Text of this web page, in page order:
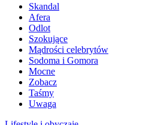
Skandal
Afera
Odlot
Szokujące
Mądrości celebrytów
Sodoma i Gomora
Mocne
Zobacz
Taśmy
Uwaga